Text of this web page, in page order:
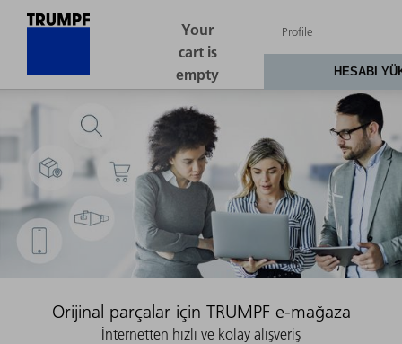
Orijinal parçalar için TRUMPF e-mağaza
İnternetten hızlı ve kolay alışveriş